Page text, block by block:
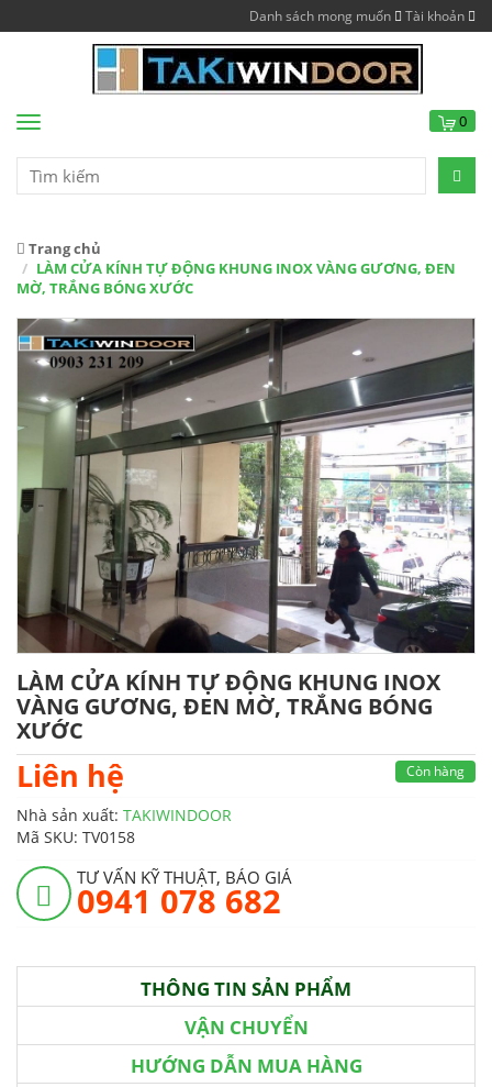
Danh sách mong muốn Tài khoản
Menu 0
Trang chủ
LÀM CỬA KÍNH TỰ ĐỘNG KHUNG INOX VÀNG GƯƠNG, ĐEN
MỜ, TRẮNG BÓNG XƯỚC
LÀM CỬA KÍNH TỰ ĐỘNG KHUNG INOX
VÀNG GƯƠNG, ĐEN MỜ, TRẮNG BÓNG
XƯỚC
Liên hệ Còn hàng
Nhà sản xuất: TAKIWINDOOR
Mã SKU: TV0158
TƯ VẤN KỸ THUẬT, BÁO GIÁ
0941 078 682
THÔNG TIN SẢN PHẨM
VẬN CHUYỂN
HƯỚNG DẪN MUA HÀNG